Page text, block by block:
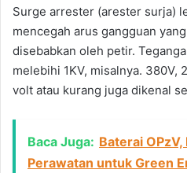
Surge arrester (arester surja)
mencegah arus gangguan
disebabkan oleh petir.
melebihi 1KV, misalnya. 380V,
volt atau kurang juga dikenal
Baca Juga: Baterai
Perawatan untuk Green